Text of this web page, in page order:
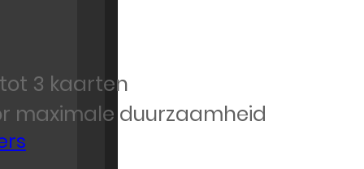
3 kaarten
maximale duurzaamheid